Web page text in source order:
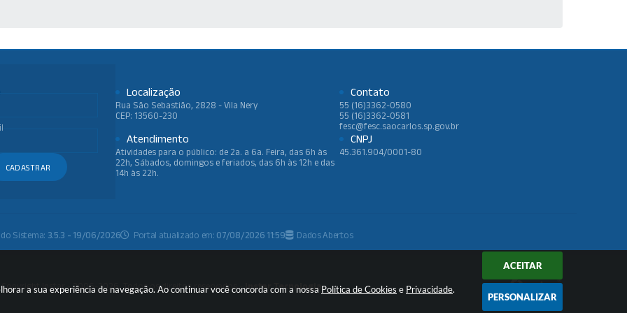
a sua experiência de navegação. Ao continuar você concorda com a nossa Política de Cookies e Privacidade.
ACEITAR
PERSONALIZAR
CADASTRAR
Localização
Rua São Sebastião, 2828 - Vila Nery
CEP: 13560-230
Contato
55 (16)3362-0580
55 (16)3362-0581
fesc@fesc.saocarlos.sp.gov.br
Atendimento
Atividades para o público: de 2a. a 6a. Feira, das 6h às
22h, Sábados, domingos e feriados, das 6h às 12h e das
14h às 22h.
CNPJ
45.361.904/0001-80
Sistema: 3.5.3 - 19/06/2026 Portal atualizado em: 07/08/2026 11:59 Dados Abertos
Instar - 2006-2026. Todos os direitos reservados -Instar Tecnologia